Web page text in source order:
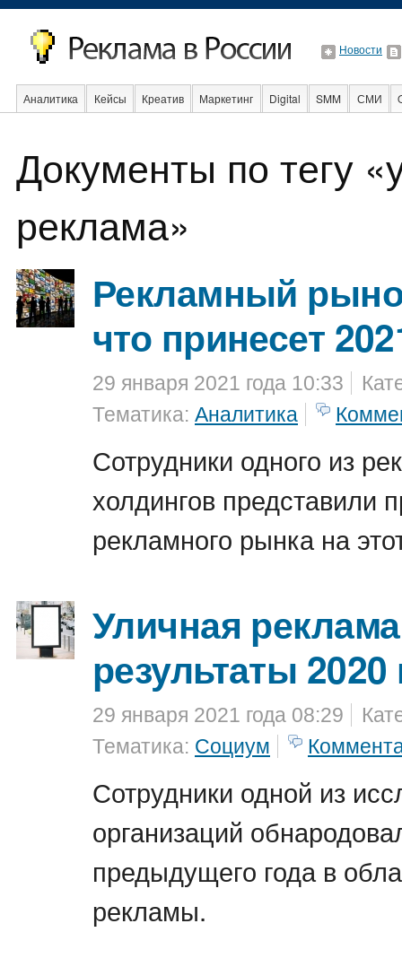
Новости
Аналитика Кейсы Креатив Маркетинг Digital SMM СМИ
Документы по тегу
реклама»
Рекламный
что принесет
29 января 2021 года 10:33
Тематика: Аналитика
Сотрудники одного из
холдингов представили
рекламного рынка на
Уличная
результаты 2020
29 января 2021 года 08:29
Тематика: Социум
Сотрудники одной из
организаций
предыдущего года в
рекламы.